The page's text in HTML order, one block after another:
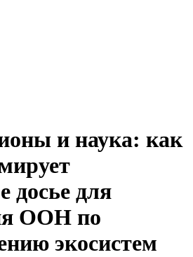
и наука: как
досье для
ООН по
экосистем